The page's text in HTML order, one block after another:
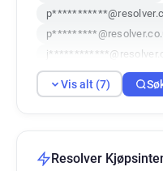
Vis alt (7)
Resolver